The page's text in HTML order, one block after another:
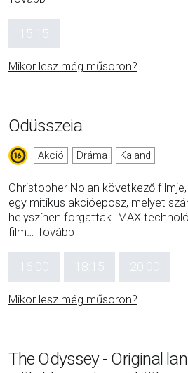
15:15
Mikor lesz még műsoron?
Odüsszeia
Akció Dráma Kaland
Christopher Nolan következő
egy mitikus akcióeposz, melyet
helyszínen forgattak IMAX
film… Tovább
16:00 18:15 20:00
Mikor lesz még műsoron?
The Odyssey - Original